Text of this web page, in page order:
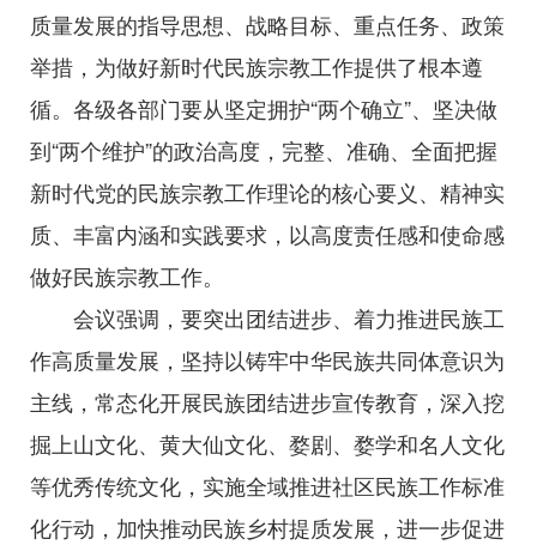
质量发展的指导思想、战略目标、重点任务、政策
举措，为做好新时代民族宗教工作提供了根本遵
循。各级各部门要从坚定拥护“两个确立”、坚决做
到“两个维护”的政治高度，完整、准确、全面把握
新时代党的民族宗教工作理论的核心要义、精神实
质、丰富内涵和实践要求，以高度责任感和使命感
做好民族宗教工作。
会议强调，要突出团结进步、着力推进民族工
作高质量发展，坚持以铸牢中华民族共同体意识为
主线，常态化开展民族团结进步宣传教育，深入挖
掘上山文化、黄大仙文化、婺剧、婺学和名人文化
等优秀传统文化，实施全域推进社区民族工作标准
化行动，加快推动民族乡村提质发展，进一步促进